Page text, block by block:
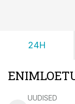
24H
UUDISED